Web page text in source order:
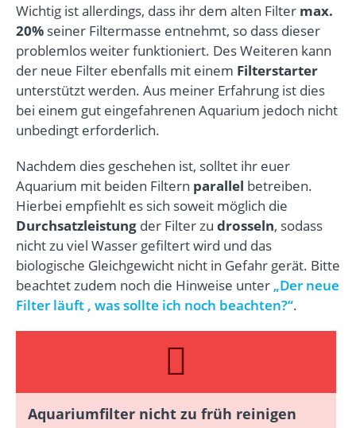
Wichtig ist allerdings, dass ihr dem alten Filter max.
20% seiner Filtermasse entnehmt, so dass dieser
problemlos weiter funktioniert. Des Weiteren kann
der neue Filter ebenfalls mit einem Filterstarter
unterstützt werden. Aus meiner Erfahrung ist dies
bei einem gut eingefahrenen Aquarium jedoch nicht
unbedingt erforderlich.
Nachdem dies geschehen ist, solltet ihr euer
Aquarium mit beiden Filtern parallel betreiben.
Hierbei empfiehlt es sich soweit möglich die
Durchsatzleistung der Filter zu drosseln, sodass
nicht zu viel Wasser gefiltert wird und das
biologische Gleichgewicht nicht in Gefahr gerät. Bitte
beachtet zudem noch die Hinweise unter „Der neue
Filter läuft , was sollte ich noch beachten?“.
Aquariumfilter nicht zu früh reinigen